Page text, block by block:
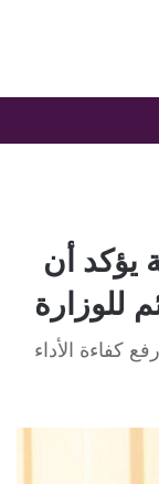
يؤكد أن
للوزارة
كفاءة الأداء